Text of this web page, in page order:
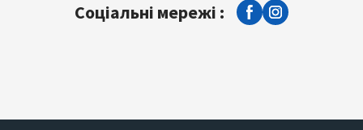
Соціальні мережі :